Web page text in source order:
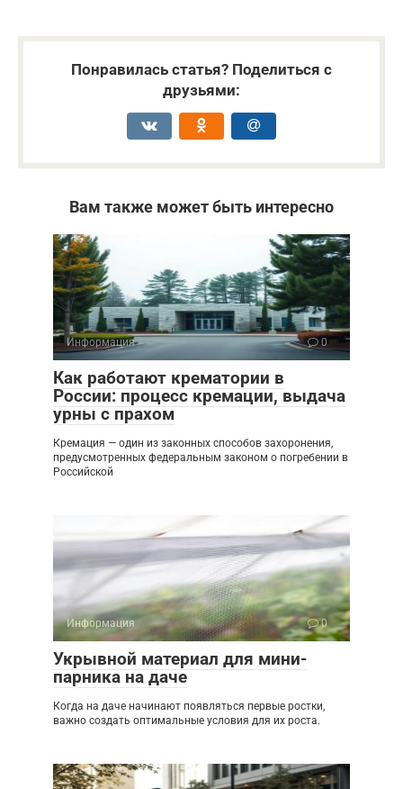
Понравилась статья? Поделиться с
друзьями:
Вам также может быть интересно
Информация 0
Как работают крематории в
России: процесс кремации, выдача
урны с прахом
Кремация — один из законных способов захоронения,
предусмотренных федеральным законом о погребении в
Российской
Информация 0
Укрывной материал для мини-
парника на даче
Когда на даче начинают появляться первые ростки,
важно создать оптимальные условия для их роста.